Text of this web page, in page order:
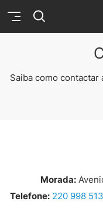
Saiba como contactar
Morada:
Telefone: 220 998 513